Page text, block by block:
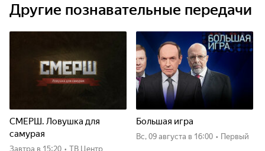
Другие познавательные передачи
СМЕРШ. Ловушка для
самурая
Завтра в 15:20 • ТВ Центр
Большая игра
вс, 09 августа в 16:00 • Первый